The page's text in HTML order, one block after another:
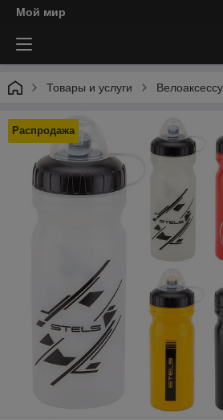
Мой мир
Товары и услуги
Распродажа